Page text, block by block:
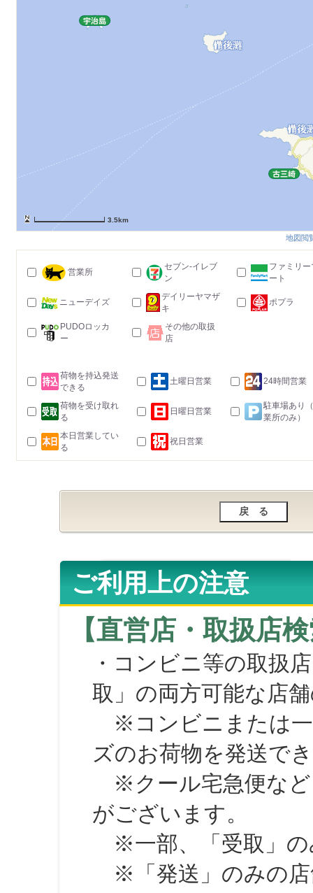
3.5km
地図閲
営業所
セブン-イレブ
ン
ファミリー
ート
ニューデイズ
デイリーヤマザ
キ
ポプラ
PUDOロッカ
ー
その他の取扱
店
荷物を持込発送
できる
土曜日営業 24時間営業
荷物を受け取れ
る
日曜日営業
駐車場あり
業所のみ）
本日営業してい
る
祝日営業
ご利用上の注意
【直営店・取扱店
・コンビニ等の取扱
取」の両方可能な店
※コンビニまたは一
ズのお荷物を発送で
※クール宅急便など
がございます。
※一部、「受取」の
※「発送」のみの店